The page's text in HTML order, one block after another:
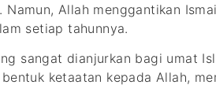
Allah menggantikan
setiap tahunnya.
sangat dianjurkan bagi umat
ketaatan kepada Allah,